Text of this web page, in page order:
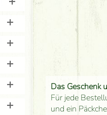
Das Geschenk
Für jede
und ein
+
+
+
+
+
+